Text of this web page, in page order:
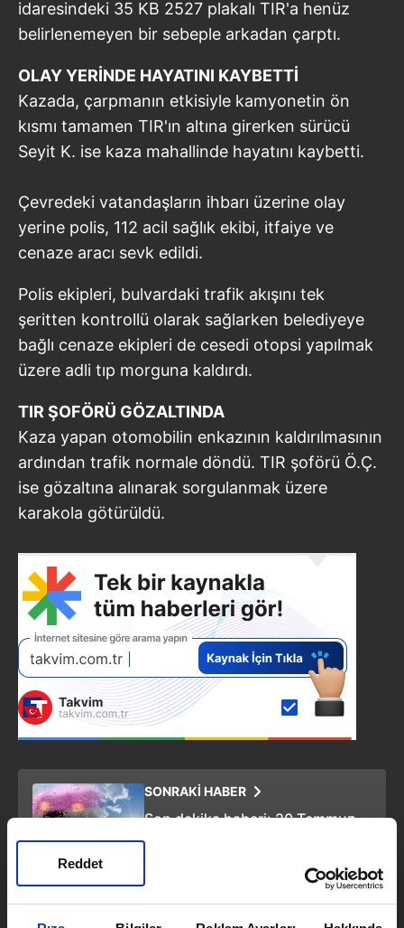
Reddet
idaresindeki 35 KB 2527 plakalı TIR'a henüz
belirlenemeyen bir sebeple arkadan çarptı.
OLAY YERİNDE HAYATINI KAYBETTİ
Kazada, çarpmanın etkisiyle kamyonetin ön
kısmı tamamen TIR'ın altına girerken sürücü
Seyit K. ise kaza mahallinde hayatını kaybetti.
Çevredeki vatandaşların ihbarı üzerine olay
yerine polis, 112 acil sağlık ekibi, itfaiye ve
cenaze aracı sevk edildi.
Polis ekipleri, bulvardaki trafik akışını tek
şeritten kontrollü olarak sağlarken belediyeye
bağlı cenaze ekipleri de cesedi otopsi yapılmak
üzere adli tıp morguna kaldırdı.
TIR ŞOFÖRÜ GÖZALTINDA
Kaza yapan otomobilin enkazının kaldırılmasının
ardından trafik normale döndü. TIR şoförü Ö.Ç.
ise gözaltına alınarak sorgulanmak üzere
karakola götürüldü.
SONRAKİ HABER
Son dakika haberi: 20 Temmuz
Türkiye'den AB'ye yaptırım resti: